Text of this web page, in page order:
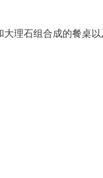
理石组合成的餐桌